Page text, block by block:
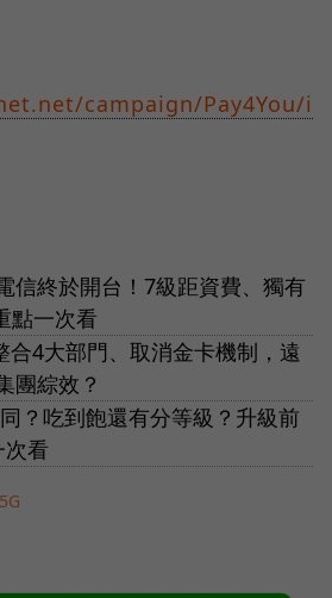
campaign/Pay4You/i
信終於開台！7級距資費、獨有
點一次看
4大部門、取消金卡機制，遠
團綜效？
？吃到飽還有分等級？升級前
看